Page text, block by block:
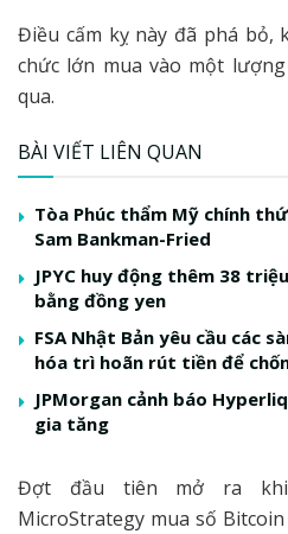
Điều cấm kỵ này đã phá
chức lớn mua vào một
qua.
BÀI VIẾT LIÊN QUAN
Tòa Phúc thẩm Mỹ chính
Sam Bankman-Fried
JPYC huy động thêm 38
bằng đồng yen
FSA Nhật Bản yêu cầu các
hóa trì hoãn rút tiền để
JPMorgan cảnh báo
gia tăng
Đợt đầu tiên mở ra
MicroStrategy mua số